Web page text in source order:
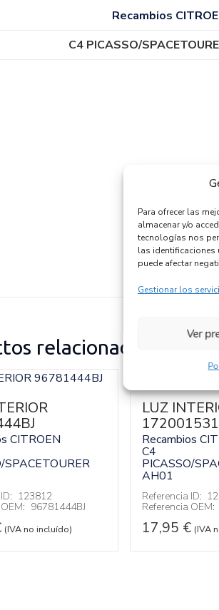
Para ofrecer las
almacenar y/o
tecnologías nos
las identificaciones
puede afectar
Gestionar los
Ver
Recambios
C4 PICASSO/
relacionados
CITROEN
SPACETOURER
123812
96781444BJ
(IVA no incluído)
LUZ
172001531
Recambios
C4
PICASSO/
AH01
Referencia ID:
Referencia OEM:
17,95 € (IVA